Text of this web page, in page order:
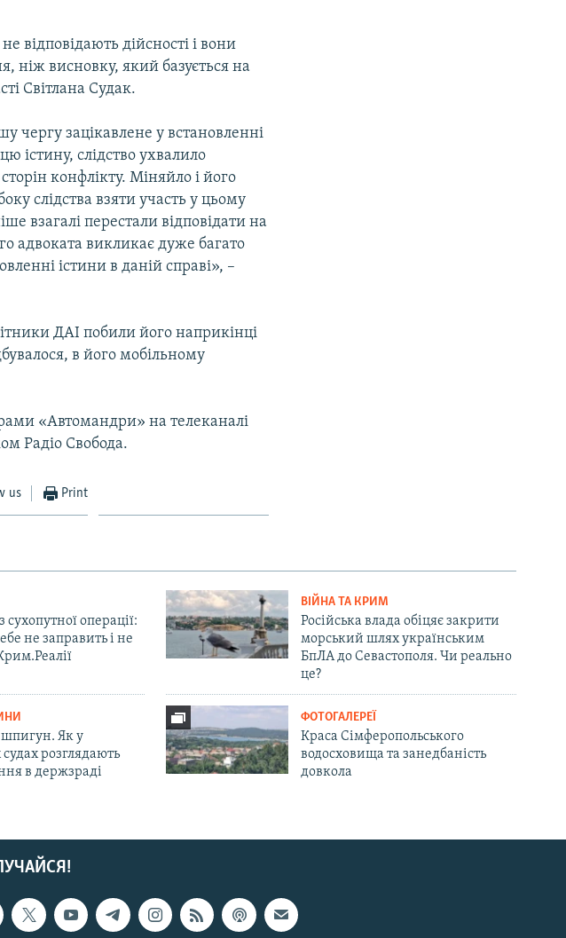
відповідають дійсності і вони
ніж висновку, який базується на
Світлана Судак.
чергу зацікавлене у встановленні
істину, слідство ухвалило
конфлікту. Міняйло і його
слідства взяти участь у цьому
взагалі перестали відповідати на
адвоката викликає дуже багато
істини в даній справі», –
ДАІ побили його наприкінці
в його мобільному
«Автомандри» на телеканалі
Радіо Свобода.
us Print
сухопутної операції:
не заправить і не
ВІЙНА ТА КРИМ
Російська влада обіцяє закрити
морський шлях українським
БпЛА до Севастополя. Чи реально
це?
шпигун. Як у
розглядають
в держзраді
ФОТОГАЛЕРЕЇ
Краса Сімферопольського
водосховища та занедбаність
довкола